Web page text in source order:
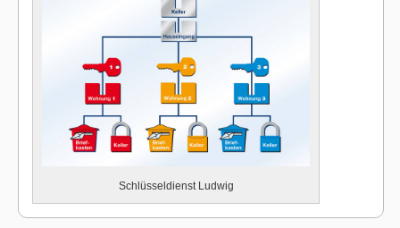
Schlüsseldienst Ludwig